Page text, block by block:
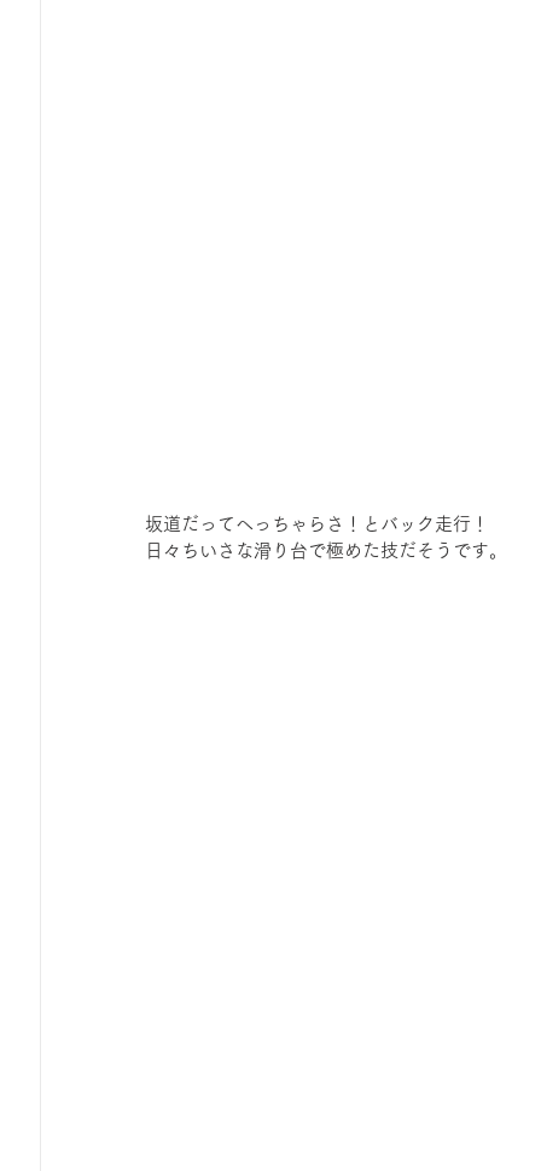
坂道だってへっちゃらさ！とバック走行！
日々ちいさな滑り台で極めた技だそうです。